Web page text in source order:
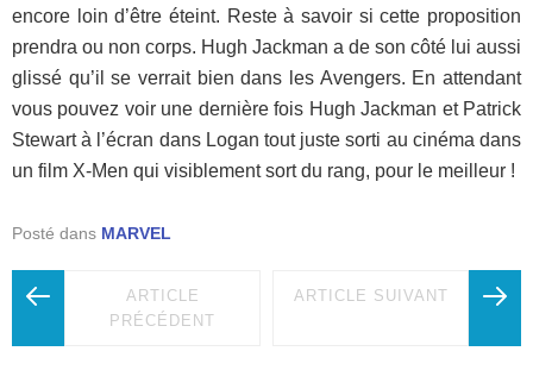
encore loin d’être éteint. Reste à savoir si cette proposition
prendra ou non corps. Hugh Jackman a de son côté lui aussi
glissé qu’il se verrait bien dans les Avengers. En attendant
vous pouvez voir une dernière fois Hugh Jackman et Patrick
Stewart à l’écran dans Logan tout juste sorti au cinéma dans
un film X-Men qui visiblement sort du rang, pour le meilleur !
Posté dans MARVEL
ARTICLE
PRÉCÉDENT
ARTICLE SUIVANT